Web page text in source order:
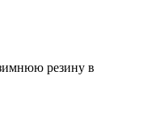
резину в